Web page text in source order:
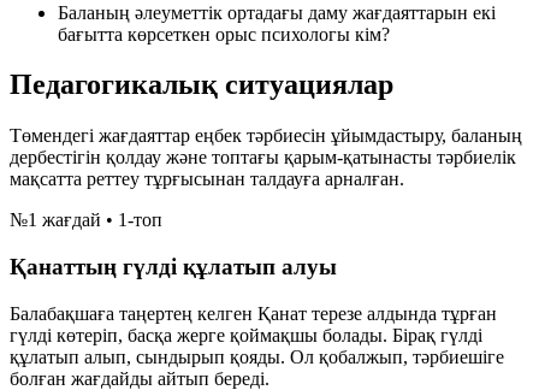
Баланың әлеуметтік ортадағы даму жағдаяттарын екі
бағытта көрсеткен орыс психологы кім?
Педагогикалық ситуациялар
Төмендегі жағдаяттар еңбек тәрбиесін ұйымдастыру, баланың
дербестігін қолдау және топтағы қарым-қатынасты тәрбиелік
мақсатта реттеу тұрғысынан талдауға арналған.
№1 жағдай • 1-топ
Қанаттың гүлді құлатып алуы
Балабақшаға таңертең келген Қанат терезе алдында тұрған
гүлді көтеріп, басқа жерге қоймақшы болады. Бірақ гүлді
құлатып алып, сындырып қояды. Ол қобалжып, тәрбиешіге
болған жағдайды айтып береді.